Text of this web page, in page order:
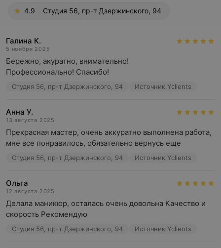
4.9 Студия 56, пр-т Дзержинского, 94
Галина К.
5 ноября 2025
Бережно, акуратно, внимательно!
Профессионально! Спасибо!
Студия 56, пр-т Дзержинского, 94 Источник Yclients
Анна У.
13 августа 2025
Прекрасная мастер, очень аккуратно выполнена работа,
мне все понравилось, обязательно вернусь еще
Студия 56, пр-т Дзержинского, 94 Источник Yclients
Ольга
12 августа 2025
Делала маникюр, осталась очень довольна Качество и
скорость Рекомендую
Студия 56, пр-т Дзержинского, 94 Источник Yclients